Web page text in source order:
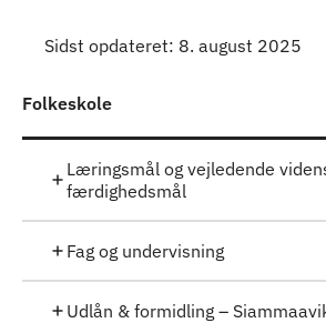
Sidst opdateret: 8. august 2025
Folkeskole
Læringsmål og vejledende
færdighedsmål
Fag og undervisning
Udlån & formidling –